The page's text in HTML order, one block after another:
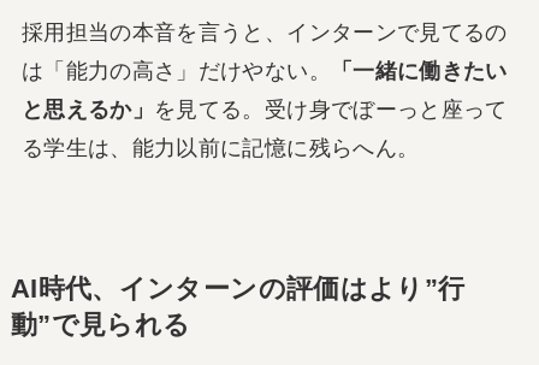
採用担当の本音を言うと、インターンで見てるの
は「能力の高さ」だけやない。
「一緒に働きたい
と思えるか」 を見てる。受け身でぼーっと座って
る学生は、能力以前に記憶に残らへん。
AI時代、インターンの評価はより”行
動”で見られる